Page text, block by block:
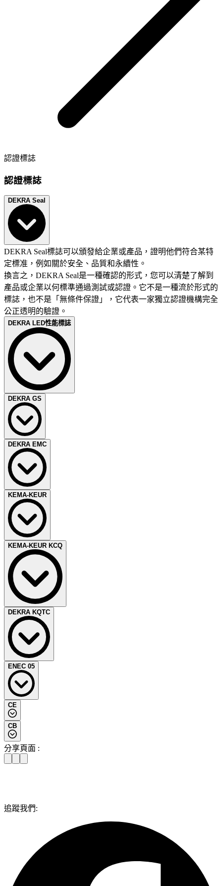
認證標誌
認證標誌
DEKRA Seal
DEKRA Seal標誌可以頒發給企業或產品，證明他們符合某特
定標准，例如關於安全、品質和永續性。
換言之，DEKRA Seal是一種確認的形式，您可以清楚了解到
產品或企業以何標準通過測試或認證。它不是一種流於形式的
標誌，也不是「無條件保證」，它代表一家獨立認證機構完全
公正透明的驗證。
DEKRA LED性能標誌
DEKRA LED性能標誌是專為那些需要滿足更加嚴格的安全和
性能要求的產品設計的認證標誌；目的是為了在品質上區分高
品質的LED 燈泡、燈具與普通性能的燈具。在為高品質生產
商加速LED燈的市場應用的同時，也在節能減碳方面為消費者
和環境帶來效益。
DEKRA GS
您想將產品打入德國市場嗎？您想使產品具有德國式的可靠性
嗎？DEKRA德凱向您提供GS標誌認證。GS 是 Geprüfte
Sicherheit的首字母縮寫，是「安全」的意思，在歐洲德語系國
家是個值得信來認證標誌。GS認證標誌受到德國政府的監
管。
DEKRA EMC
DEKRA德凱是歐盟EMC指令的公告認證機構和CB認證機
構，不僅可頒發 CE-EMC標誌，同時也可以頒發自己的
DEKRA-EMC標誌，以此來證明產品不僅通過型式測試，同
時也受到DEKRA德凱的年度監督審核。
此外，DEKRA德凱也可以頒發 CB-EMC 證書，以滿足國際互
認體系轉證的要求。同時，DEKRA德凱也可以提供美國 FCC
測試、加拿大IC、台灣NCC、日本VCCI，以及汽車的E4/e4
測試等。
KEMA-KEUR
KEMA-KEUR是產品的安全和品質標誌。使用KEMA-
KEUR，您的產品和生產地點將受到DEKRA德凱的定期監
督。DEKRA德凱不僅可以進行一次性測試，還可以持續監控
合格性。測試主要根據歐洲標準。KEMA-KEUR被全世界認
可。我們參加CENELEC（歐盟和EFTA國家）和IEC（全球）
以及標準化委員會，以確保您始終了解最新動態。
我們可以提供CCA報告及KEMA-KEUR，以便您從CENELEC
附屬的測試機構要求其他認證標誌，而無須重新測試。我們還
可以為您提供一份CB報告，您可以透過該報告從IECEE附屬
測試機構申請其他國家認證標誌。如果您已經擁有CB報告或
CCA報告，則可以透過申請KEMA-KEUR進一步在全球範圍
內建立形象。
KEMA-KEUR KCQ
您的客戶希望確保產品品質。經過認證的品質系統可以給予客
戶一定程度的信心，但客戶仍對實際產品品質感到不安。常規
產品認證標誌需要的測試流程相當廣泛，因此昂貴而費時。
DEKRA德凱已為您的客戶找到答案：KEMA-KEUR KCQ彈
性認證計劃，非常適合具有相對較高損壞風險且不適合常規產
品認證計劃的工業和專業產品。根據該產品認證計劃，
DEKRA德凱將根據與申請人之間達成的任何標準或技術規範
對任何這些產品進行認證。對於在供應鏈末端擁有順利的製造
流程和客戶滿意度，完全符合規範至關重要，亦能縮短產品上
市時間。
DEKRA KQTC
DEKRA / KEMA品質測試報告在全世界的產業中得到認可和
信賴，例如在低壓工業零組件及輸配電系統中的中高壓設備領
域。這些報告在終端用戶、公用事業、政府機構和顧問中得到
了高度認可。DEKRA / KEMA品質測試證書表示該產品已經
過相關IEC或EN標準規定的完整測試程序，並證明完全符合標
準。
此外，使用KEMA-KEUR標誌或DEKRA Seal代表您的產品和
生產地點受到DEKRA德凱的定期監視。DEKRA德凱不僅可
以進行一次性測試，還可以持續監控合格性。
ENEC 05
ENEC是電氣產品的歐洲認證標誌，可讓產品進入歐盟、
EFTA和許多東歐國家市場。目前以下產品屬於ENEC計劃：
照明器及相關組件、家用電器、安全變壓器、IT設備、耦合
器、連接設備、控件、開關、電容器、濾波器，及影音娛樂電
子產品。
CE
CE0344, CE0124, CE2140
CE 是指歐盟符合性（Conformité Européenne）。
DEKRA具有多個公告機構編號（例如NB 0344、NB 0124、
主動植入式醫療器材指令 (AIMDD)
醫療器材指令 (MDD)
體外診斷醫療器材指令 (IVDD)
玩具指令
ATEX指令（在具有潛在爆炸環境下使用的設備和保護
CB
CB認證方案是相關認證機構（CB）相互認可測試結果的第一
分享頁面 :
追蹤我們: